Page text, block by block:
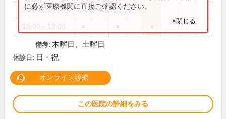
15:00～18:00 ●
に必ず医療機関に直接ご確認ください。
×閉じる
備考: 木曜日、土曜日
休診日: 日・祝
オンライン診療
この医院の詳細をみる